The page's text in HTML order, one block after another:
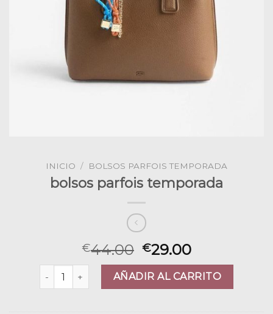
INICIO / BOLSOS PARFOIS TEMPORADA
bolsos parfois temporada
€44.00 €29.00
bolsos parfois temporada cantidad
AÑADIR AL CARRITO